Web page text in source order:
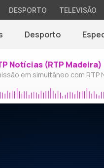
DESPORTO TELEVISÃO
Desporto
Notícias (RTP Madeira)
em simultâneo com RTP